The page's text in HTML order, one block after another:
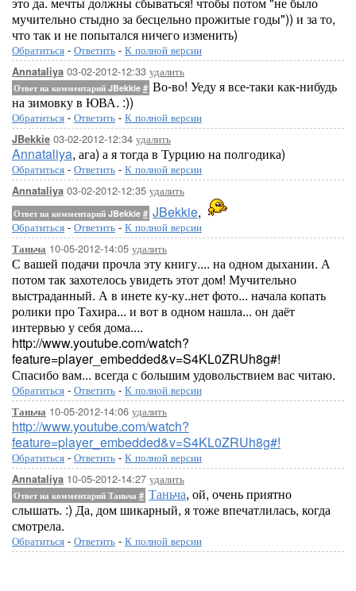
мучительно стыдно за бесцельно прожитые годы")) и за то,
что так и не попытался ничего изменить)
Обратиться - Ответить - К полной версии
Annataliya 03-02-2012-12:33 удалить
Ответ на комментарий JBekkie # Во-во! Уеду я все-таки как-нибудь
на зимовку в ЮВА. :))
Обратиться - Ответить - К полной версии
JBekkie 03-02-2012-12:34 удалить
Annataliya, ага) а я тогда в Турцию на полгодика)
Обратиться - Ответить - К полной версии
Annataliya 03-02-2012-12:35 удалить
Ответ на комментарий JBekkie # JBekkie,
Обратиться - Ответить - К полной версии
Таньча 10-05-2012-14:05 удалить
С вашей подачи прочла эту книгу.... на одном дыхании. А
потом так захотелось увидеть этот дом! Мучительно
выстраданный. А в инете ку-ку..нет фото... начала копать
ролики про Тахира... и вот в одном нашла... он даёт
интервью у себя дома....
http://www.youtube.com/watch?
feature=player_embedded&v=S4KL0ZRUh8g#!
Спасибо вам... всегда с большим удовольствием вас читаю.
Обратиться - Ответить - К полной версии
Таньча 10-05-2012-14:06 удалить
http://www.youtube.com/watch?
feature=player_embedded&v=S4KL0ZRUh8g#!
Обратиться - Ответить - К полной версии
Annataliya 10-05-2012-14:27 удалить
Ответ на комментарий Таньча # Таньча, ой, очень приятно
слышать. :) Да, дом шикарный, я тоже впечатлилась, когда
смотрела.
Обратиться - Ответить - К полной версии